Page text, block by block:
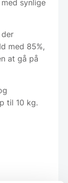
synlige
med 85%,
at gå på
til 10 kg.